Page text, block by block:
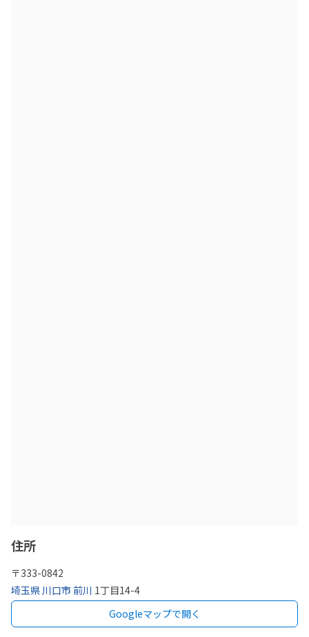
住所
〒333-0842
埼玉県川口市 前川 1丁目14-4
Googleマップで開く